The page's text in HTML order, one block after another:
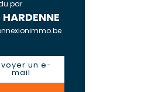
par
un e-
mail